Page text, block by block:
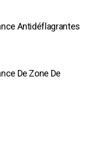
Antidéflagrantes
De Zone De